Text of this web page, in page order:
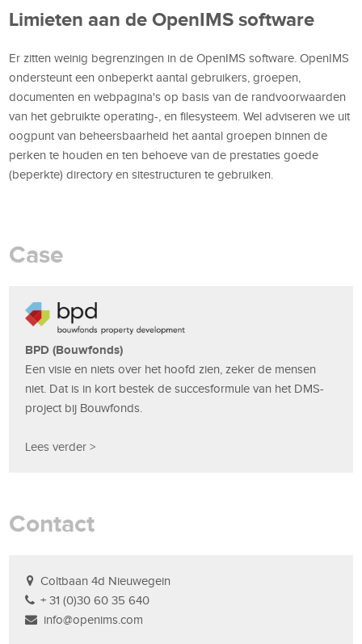
Limieten aan de OpenIMS software
Er zitten weinig begrenzingen in de OpenIMS software. OpenIMS
ondersteunt een onbeperkt aantal gebruikers, groepen,
documenten en webpagina's op basis van de randvoorwaarden
van het gebruikte operating-, en filesysteem. Wel adviseren we uit
oogpunt van beheersbaarheid het aantal groepen binnen de
perken te houden en ten behoeve van de prestaties goede
(beperkte) directory en sitestructuren te gebruiken.
Case
BPD (Bouwfonds)
Een visie en niets over het hoofd zien, zeker de mensen
niet. Dat is in kort bestek de succesformule van het DMS-
project bij Bouwfonds.
Lees verder >
Contact
Coltbaan 4d Nieuwegein
+ 31 (0)30 60 35 640
info@openims.com